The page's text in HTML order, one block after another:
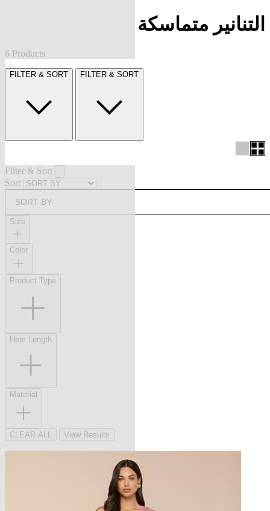
التنانير متماسكة
6 Products
FILTER & SORT FILTER & SORT
Filter & Sort
Sort
SORT BY
Size
Color
Product Type
Hem Length
Material
CLEAR ALL View Results